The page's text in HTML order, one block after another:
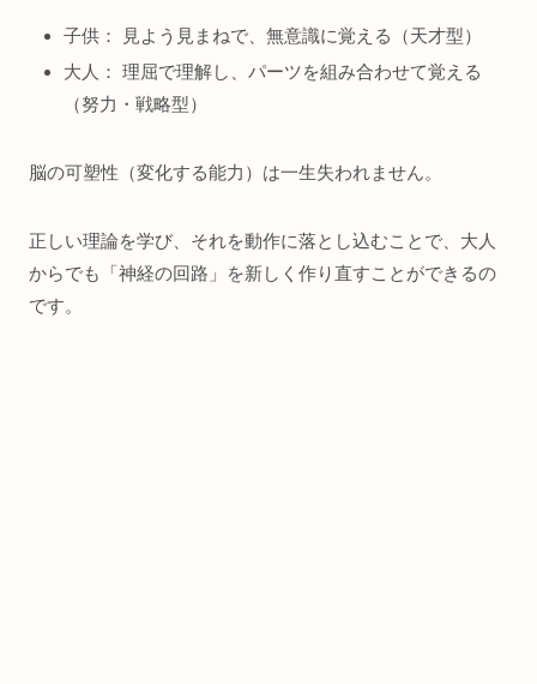
子供： 見よう見まねで、無意識に覚える（天才型）
大人： 理屈で理解し、パーツを組み合わせて覚える
（努力・戦略型）
脳の可塑性（変化する能力）は一生失われません。
正しい理論を学び、それを動作に落とし込むことで、大人
からでも「神経の回路」を新しく作り直すことができるの
です。